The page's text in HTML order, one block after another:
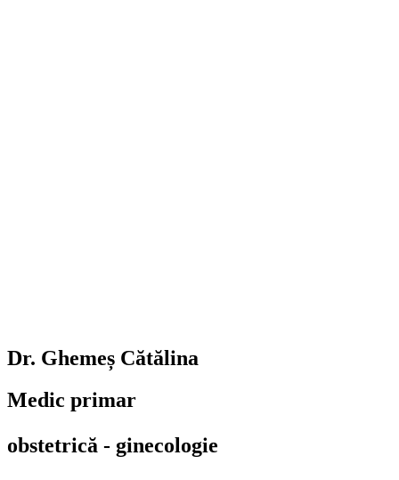
Dr. Ghemeș Cătălina
Medic primar
obstetrică - ginecologie​